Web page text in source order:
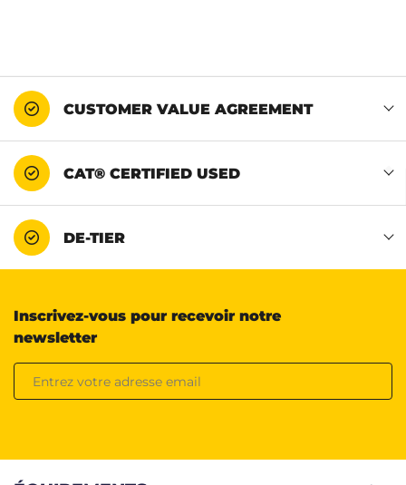
CUSTOMER VALUE AGREEMENT
CAT® CERTIFIED USED
DE-TIER
Inscrivez-vous pour recevoir notre
newsletter